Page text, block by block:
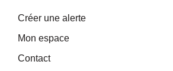
Créer une alerte
Mon espace
Contact